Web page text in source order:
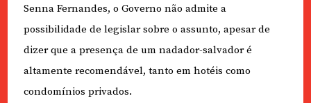
Senna Fernandes, o Governo não admite a
possibilidade de legislar sobre o assunto, apesar de
dizer que a presença de um nadador-salvador é
altamente recomendável, tanto em hotéis como
condomínios privados.